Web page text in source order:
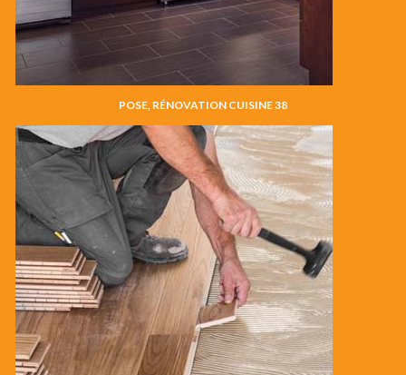
POSE, RÉNOVATION CUISINE 38